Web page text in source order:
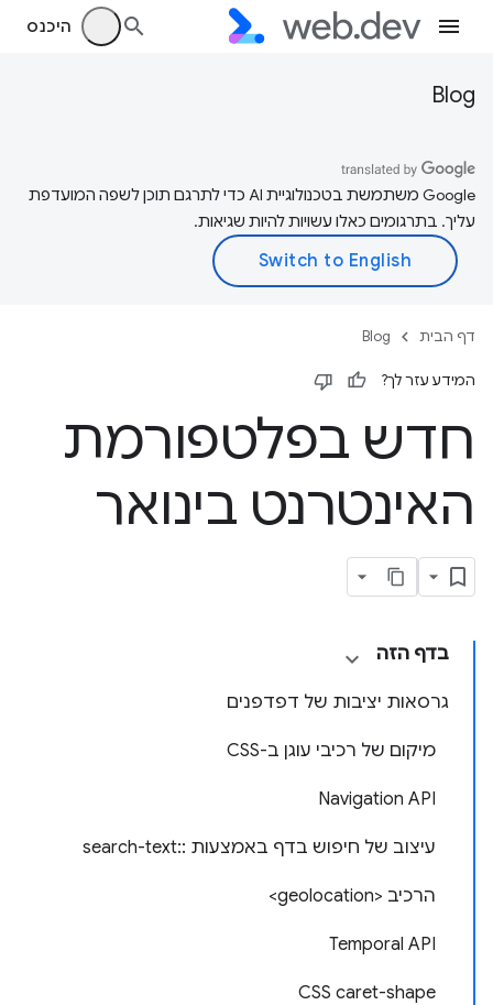
היכנס
Blog
‫Google משתמשת בטכנולוגיית AI כדי לתרגם תוכן לשפה המועדפת
עליך. בתרגומים כאלו עשויות להיות שגיאות.
דף הבית Blog
המידע עזר לך?
חדש בפלטפורמת
האינטרנט בינואר
בדף הזה
גרסאות יציבות של דפדפנים
מיקום של רכיבי עוגן ב-CSS
‫Navigation API
עיצוב של חיפוש בדף באמצעות ::search-text
הרכיב <geolocation>
‫Temporal API
CSS caret-shape